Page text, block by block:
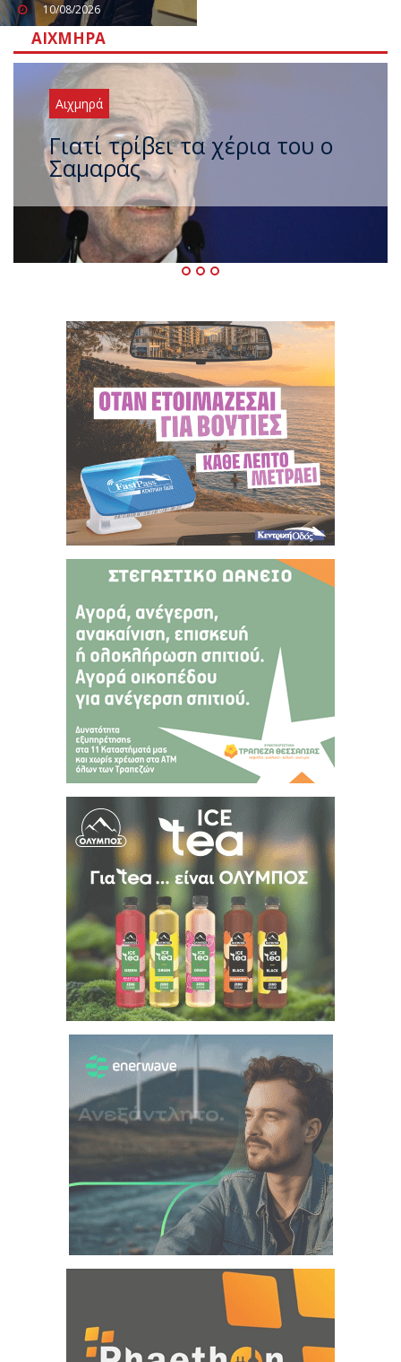
10/08/2026
ΑΙΧΜΗΡΆ
Αιχμηρά
Ξαναχτύπησαν